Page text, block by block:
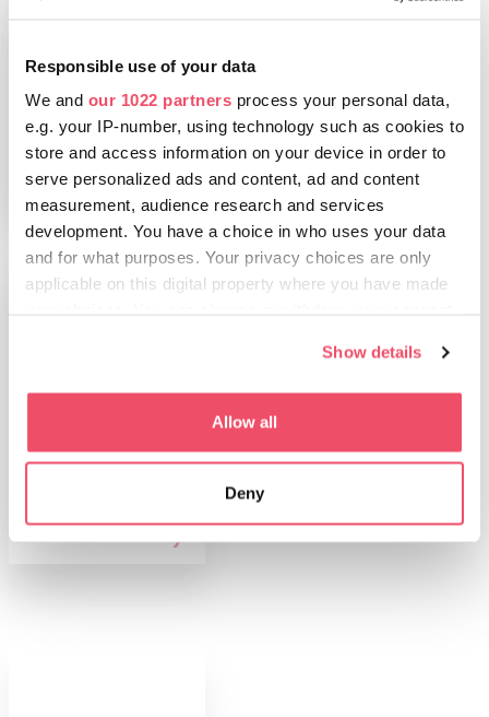
Responsible use of your data
We and our 1022 partners process your personal data,
e.g. your IP-number, using technology such as cookies to
store and access information on your device in order to
serve personalized ads and content, ad and content
measurement, audience research and services
development. You have a choice in who uses your data
and for what purposes. Your privacy choices are only
applicable on this digital property where you have made
If you allow, we would also like to:
which can be accurate to within several meters
Identify your device by actively scanning it for
specific characteristics (fingerprinting)
Find out more about how your personal data is processed
Show details
Allow all
Deny
Balneario
Medicinal y
Piscinas Gellért